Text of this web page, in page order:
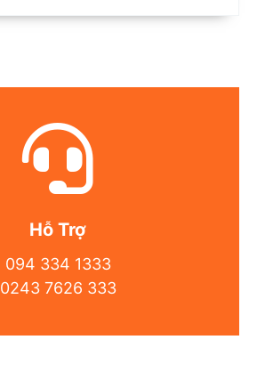
Hỗ Trợ
094 334 1333
0243 7626 333